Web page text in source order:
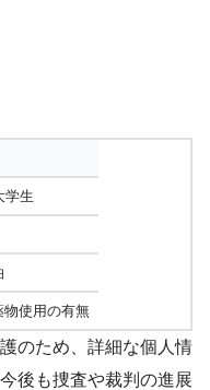
学生
使用の有無
のため、詳細な個人情
後も捜査や裁判の進展